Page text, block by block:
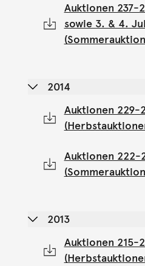
Auktionen 237-
sowie 3. & 4.
2014
Auktionen 229-
Auktionen 222-
2013
Auktionen 215-